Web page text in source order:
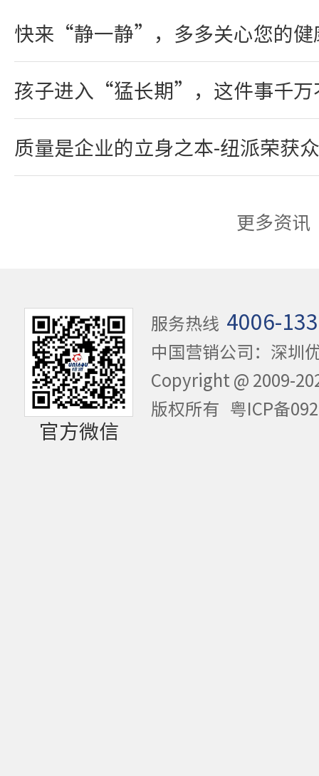
快来“静一静”，多多关心您的健
孩子进入“猛长期”，这件事千万
质量是企业的立身之本-纽派荣获
更多资讯
官方微信
服务热线 4006-
中国营销公司：深圳
Copyright @ 2009-
版权所有
粤ICP备